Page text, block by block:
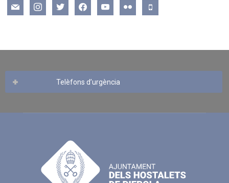
mail instagramtwitter facebookyoutube flickr mobile
Telèfons d’urgència